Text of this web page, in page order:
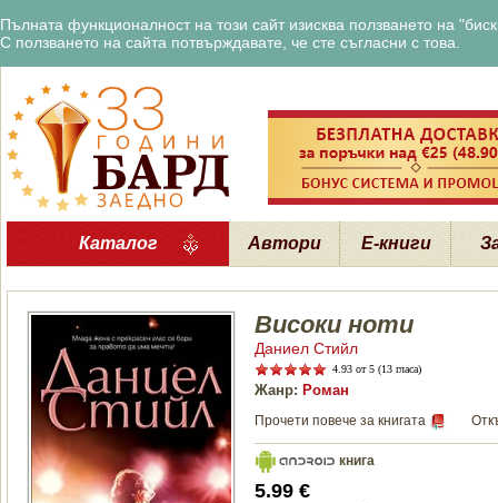
Пълната функционалност на този сайт изисква ползването на
С ползването на сайта потвърждавате, че сте съгласни с това.
Каталог Автори Е-книги
Високи ноти
Даниел Стийл
4.93 от 5 (13 гласа)
Жанр: Роман
Прочети повече за книгата
книга
5.99 €